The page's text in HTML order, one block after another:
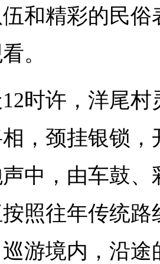
和精彩的民
。
时许，洋尾
，颈挂银锁
中，由车鼓
照往年传统
游境内，沿